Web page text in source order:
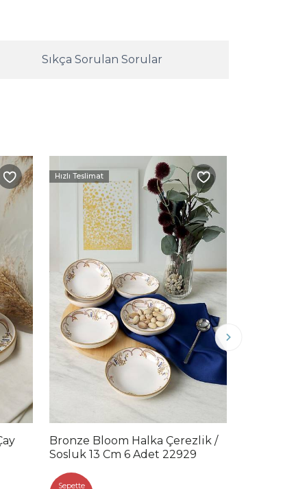
Sıkça Sorulan Sorular
Hızlı Teslimat
Bronze Bloom Halka Çerezlik /
Sosluk 13 Cm 6 Adet 22929
Sepette